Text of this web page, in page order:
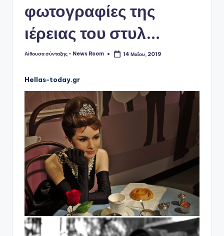
φωτογραφίες της
ιέρειας του στυλ…
Συγγραφέας:
Αίθουσα σύνταξης - News Room 14 Μαΐου, 2019
Hellas-today.gr